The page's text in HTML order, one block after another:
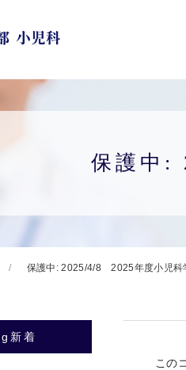
保護中:
保護中: 2025/4/8 2025年度小児科
新着
この